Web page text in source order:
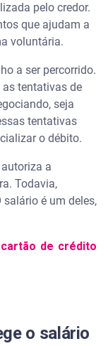
pelo credor.
que ajudam a
voluntária.
a ser percorrido.
as tentativas de
seja
tentativas
o débito.
a
Todavia,
é um deles,
de crédito
o salário